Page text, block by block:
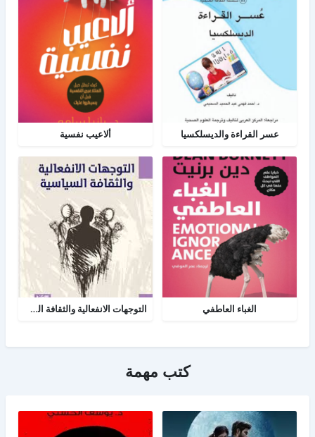
عسر القراءة والديسلكسيا ألاعيب نفسية
الغباء العاطفي التوجهات الانفعالية والثقافة السياسية
كتب مهمة